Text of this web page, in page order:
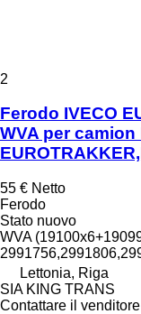
2
Ferodo IVECO
WVA per camion
55 € Netto
Ferodo
Stato nuovo
WVA
Lettonia, Riga
SIA KING TRANS
Contattare il venditore